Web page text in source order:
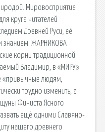
Мировосприятие
круга читателей
Древней Руси, её
знанием. ЖАРНИКОВА
корни традиционной
Владимир, в «МИРУ»
«привычные людям,
трудно изменить, а
Финиста Ясного
ещё одними Славяно-
нашего древнего